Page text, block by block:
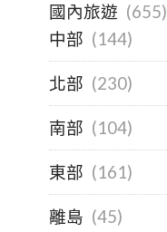
國內旅遊 (655)
中部 (144)
北部 (230)
南部 (104)
東部 (161)
離島 (45)